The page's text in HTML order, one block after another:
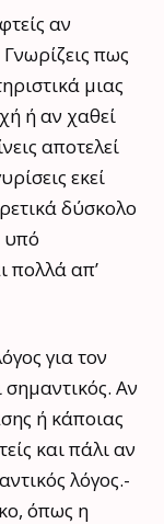
αν
πως
μιας
ή αν χαθεί
αποτελεί
εκεί
δύσκολο
υπό
πολλά απ’
για τον
σημαντικός. Αν
ή κάποιας
και πάλι αν
λόγος.­
όπως η